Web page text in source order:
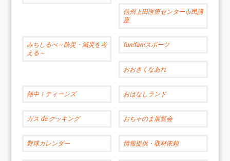
信州上田医療センター市民講
座
みちしるべ～防災・減災を考
える～
fun!fan!スポーツ
おおきくなあれ
熱中！ティーンズ おはなしランド
ガス de クッキング おちゃのま展覧会
野球カレンダー 情報提供・取材依頼